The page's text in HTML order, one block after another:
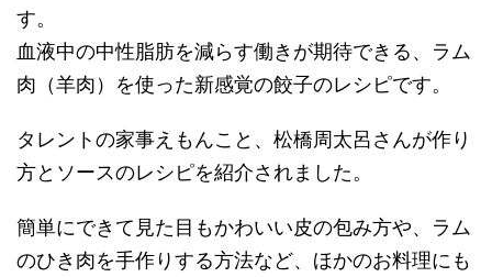
す。
血液中の中性脂肪を減らす働きが期待できる、ラム
肉（羊肉）を使った新感覚の餃子のレシピです。
タレントの家事えもんこと、松橋周太呂さんが作り
方とソースのレシピを紹介されました。
簡単にできて見た目もかわいい皮の包み方や、ラム
のひき肉を手作りする方法など、ほかのお料理にも